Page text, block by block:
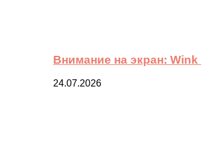
Внимание на экран:
24.07.2026